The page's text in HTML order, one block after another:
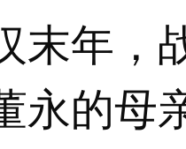
年，战
永的母